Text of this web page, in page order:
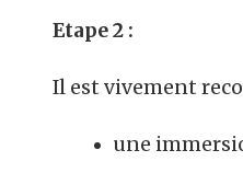
Etape 2 :
Il est vivement
une